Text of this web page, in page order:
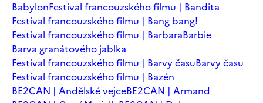
BabylonFestival francouzského filmu | Bandita
Festival francouzského filmu | Bang bang!
Festival francouzského filmu | BarbaraBarbie
Barva granátového jablka
Festival francouzského filmu | Barvy časuBarvy času
Festival francouzského filmu | Bazén
BE2CAN | Andělské vejceBE2CAN | Armand